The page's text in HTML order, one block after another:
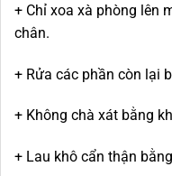
+ Chỉ xoa xà phòng lên
chân.
+ Rửa các phần còn lại
+ Không chà xát bằng
+ Lau khô cẩn thận